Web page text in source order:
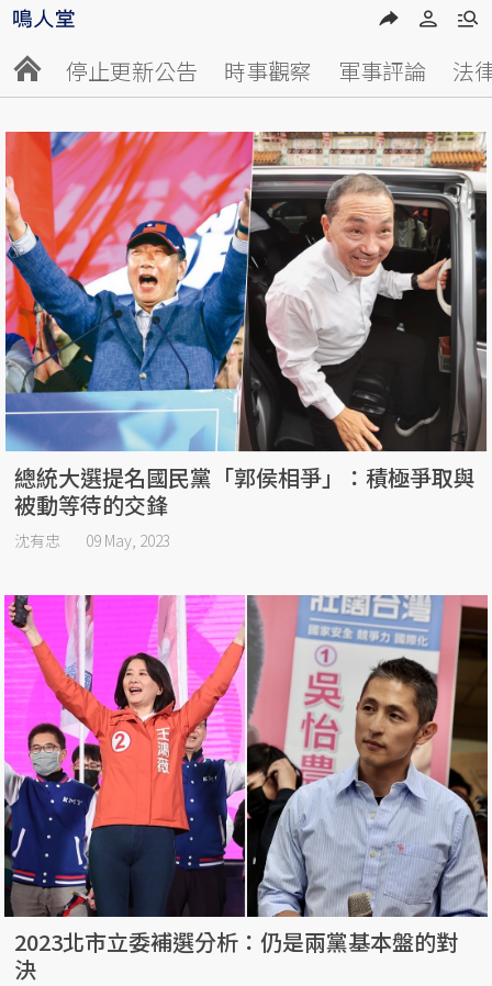
停止更新公告 時事觀察 軍事評論 法
總統大選提名國民黨「郭侯相爭」：積極爭取與
被動等待的交鋒
沈有忠 09 May, 2023
2023北市立委補選分析：仍是兩黨基本盤的對
決